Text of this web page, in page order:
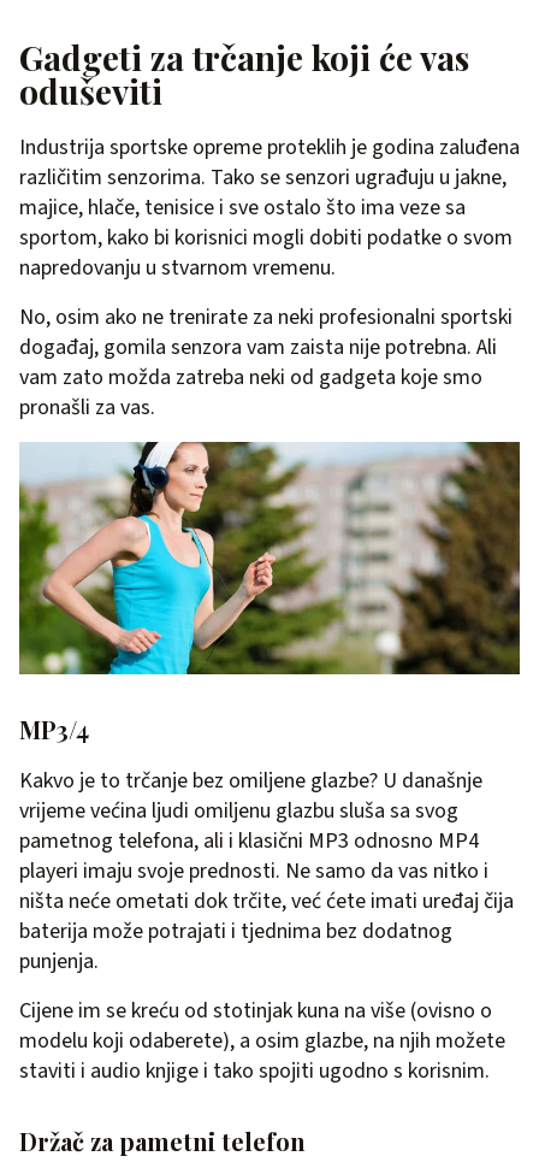
Gadgeti za trčanje koji će vas
oduševiti
Industrija sportske opreme proteklih je godina zaluđena
različitim senzorima. Tako se senzori ugrađuju u jakne,
majice, hlače, tenisice i sve ostalo što ima veze sa
sportom, kako bi korisnici mogli dobiti podatke o svom
napredovanju u stvarnom vremenu.
No, osim ako ne trenirate za neki profesionalni sportski
događaj, gomila senzora vam zaista nije potrebna. Ali
vam zato možda zatreba neki od gadgeta koje smo
pronašli za vas.
MP3/4
Kakvo je to trčanje bez omiljene glazbe? U današnje
vrijeme većina ljudi omiljenu glazbu sluša sa svog
pametnog telefona, ali i klasični MP3 odnosno MP4
playeri imaju svoje prednosti. Ne samo da vas nitko i
ništa neće ometati dok trčite, već ćete imati uređaj čija
baterija može potrajati i tjednima bez dodatnog
punjenja.
Cijene im se kreću od stotinjak kuna na više (ovisno o
modelu koji odaberete), a osim glazbe, na njih možete
staviti i audio knjige i tako spojiti ugodno s korisnim.
Držač za pametni telefon